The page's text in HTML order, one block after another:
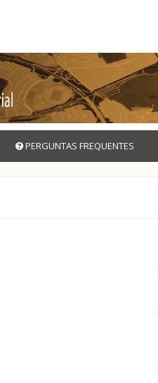
PERGUNTAS FREQUENTES